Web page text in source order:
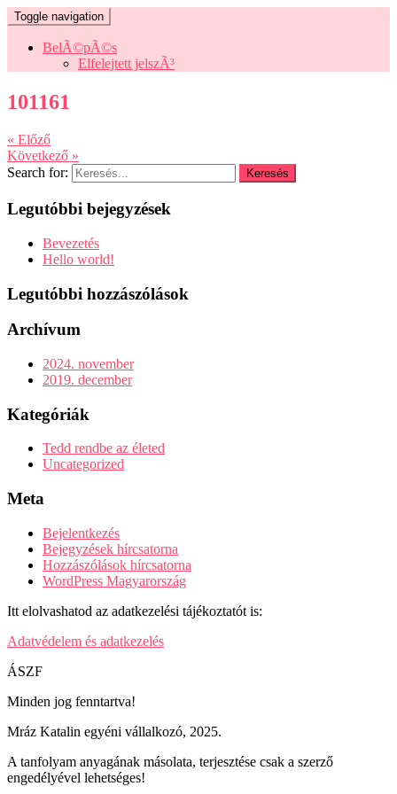
Toggle navigation
BelÃ©pÃ©s
Elfelejtett jelszÃ³
101161
« Előző
Következő »
Search for:
Legutóbbi bejegyzések
Bevezetés
Hello world!
Legutóbbi hozzászólások
Archívum
2024. november
2019. december
Kategóriák
Tedd rendbe az életed
Uncategorized
Meta
Bejelentkezés
Bejegyzések hírcsatorna
Hozzászólások hírcsatorna
WordPress Magyarország
Itt elolvashatod az adatkezelési tájékoztatót is:
Adatvédelem és adatkezelés
ÁSZF
Minden jog fenntartva!
Mráz Katalin egyéni vállalkozó, 2025.
A tanfolyam anyagának másolata, terjesztése csak a szerző
engedélyével lehetséges!